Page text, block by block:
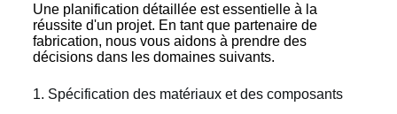
Une planification détaillée est essentielle à la
réussite d'un projet. En tant que partenaire de
fabrication, nous vous aidons à prendre des
décisions dans les domaines suivants.
1. Spécification des matériaux et des composants